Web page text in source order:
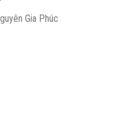
Gia Phúc